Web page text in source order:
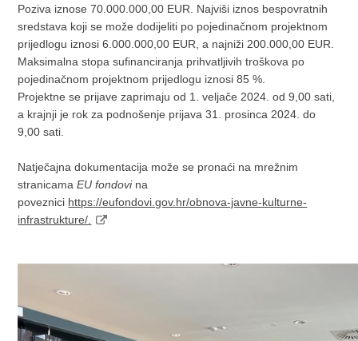
Poziva iznose 70.000.000,00 EUR. Najviši iznos bespovratnih
sredstava koji se može dodijeliti po pojedinačnom projektnom
prijedlogu iznosi 6.000.000,00 EUR, a najniži 200.000,00 EUR.
Maksimalna stopa sufinanciranja prihvatljivih troškova po
pojedinačnom projektnom prijedlogu iznosi 85 %.
Projektne se prijave zaprimaju od 1. veljače 2024. od 9,00 sati,
a krajnji je rok za podnošenje prijava 31. prosinca 2024. do
9,00 sati.
Natječajna dokumentacija može se pronaći na mrežnim
stranicamaEU fondovina
poveznici https://eufondovi.gov.hr/obnova-javne-kulturne-
infrastrukture/.